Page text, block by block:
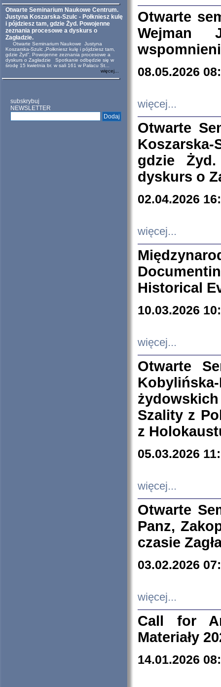
Otwarte Seminarium Naukowe Centrum.
Justyna Koszarska-Szulc - Połkniesz kulę
i pójdziesz tam, gdzie Żyd. Powojenne
zeznania procesowe a dyskurs o
Zagładzie.
Otwarte Seminarium Naukowe Justyna
Koszarska-Szulc „Połkniesz kulę i pójdziesz tam,
gdzie Żyd”. Powojenne zeznania procesowe a
dyskurs o Zagładzie Spotkanie odbędzie się w
środę 15 kwietnia br. w sali 161 w Pałacu St...
więcej...
subskrybuj
NEWSLETTER
Otwarte
Wejman
08.05.2026
więcej...
Otwarte
Koszarska-
gdzie
dyskurs o
02.04.2026
więcej...
Historical
10.03.2026
więcej...
Otwarte
Szality z
z
05.03.2026
więcej...
Otwarte
Panz,
czasie
03.02.2026
więcej...
Call for
Materiały
14.01.2026